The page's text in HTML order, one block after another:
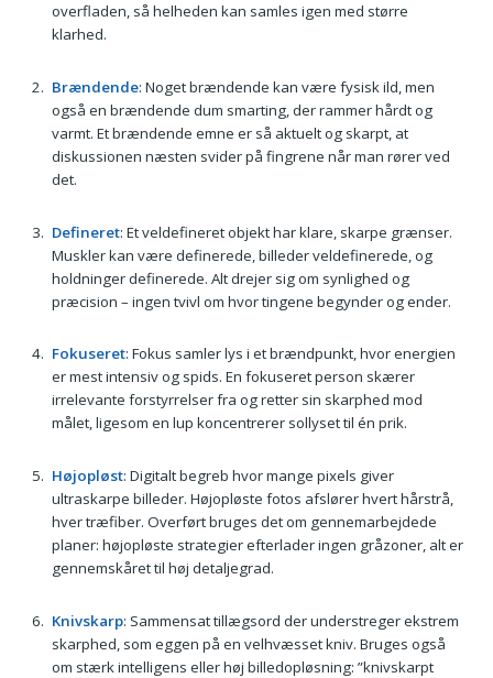
overfladen, så helheden kan samles igen med større
klarhed.
Brændende: Noget brændende kan være fysisk ild, men
også en brændende dum smarting, der rammer hårdt og
varmt. Et brændende emne er så aktuelt og skarpt, at
diskussionen næsten svider på fingrene når man rører ved
det.
Defineret: Et veldefineret objekt har klare, skarpe grænser.
Muskler kan være definerede, billeder veldefinerede, og
holdninger definerede. Alt drejer sig om synlighed og
præcision – ingen tvivl om hvor tingene begynder og ender.
Fokuseret: Fokus samler lys i et brændpunkt, hvor energien
er mest intensiv og spids. En fokuseret person skærer
irrelevante forstyrrelser fra og retter sin skarphed mod
målet, ligesom en lup koncentrerer sollyset til én prik.
Højopløst: Digitalt begreb hvor mange pixels giver
ultraskarpe billeder. Højopløste fotos afslører hvert hårstrå,
hver træfiber. Overført bruges det om gennemarbejdede
planer: højopløste strategier efterlader ingen gråzoner, alt er
gennemskåret til høj detaljegrad.
Knivskarp: Sammensat tillægsord der understreger ekstrem
skarphed, som eggen på en velhvæsset kniv. Bruges også
om stærk intelligens eller høj billedopløsning: ”knivskarpt